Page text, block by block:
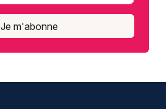
Je m'abonne